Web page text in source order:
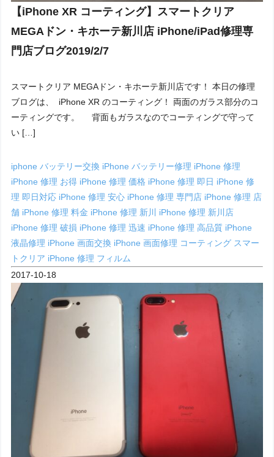
【iPhone XR コーティング】スマートクリア
MEGAドン・キホーテ新川店 iPhone/iPad修理専
門店ブログ2019/2/7
スマートクリア MEGAドン・キホーテ新川店です！ 本日の修理
ブログは、 iPhone XR のコーティング！ 両面のガラス部分のコ
ーティングです。 背面もガラスなのでコーティングで守って
い […]
iphone バッテリー交換 iPhone バッテリー修理 iPhone 修理
iPhone 修理 お得 iPhone 修理 価格 iPhone 修理 即日 iPhone 修
理 即日対応 iPhone 修理 安心 iPhone 修理 専門店 iPhone 修理 店
舗 iPhone 修理 料金 iPhone 修理 新川 iPhone 修理 新川店
iPhone 修理 破損 iPhone 修理 迅速 iPhone 修理 高品質 iPhone
液晶修理 iPhone 画面交換 iPhone 画面修理 コーティング スマー
トクリア iPhone 修理 フィルム
2017-10-18